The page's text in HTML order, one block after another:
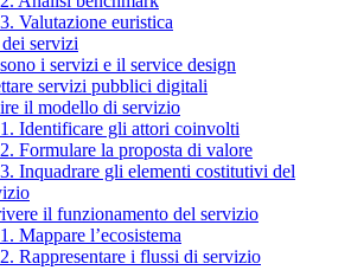
Valutazione euristica
servizi
i servizi e il service design
servizi pubblici digitali
il modello di servizio
Identificare gli attori coinvolti
Formulare la proposta di valore
Inquadrare gli elementi costitutivi del
il funzionamento del servizio
Mappare l’ecosistema
Rappresentare i flussi di servizio